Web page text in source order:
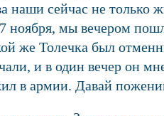
наши сейчас не только
ноября, мы вечером
же Толечка был
и в один вечер он
в армии. Давай